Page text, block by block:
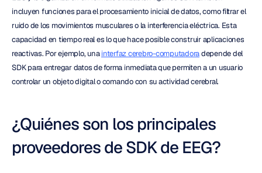
incluyen funciones para el procesamiento inicial de datos, como filtrar el
ruido de los movimientos musculares o la interferencia eléctrica. Esta
capacidad en tiempo real es lo que hace posible construir aplicaciones
reactivas. Por ejemplo, una interfaz cerebro-computadora depende del
SDK para entregar datos de forma inmediata que permiten a un usuario
controlar un objeto digital o comando con su actividad cerebral.
¿Quiénes son los principales
proveedores de SDK de EEG?